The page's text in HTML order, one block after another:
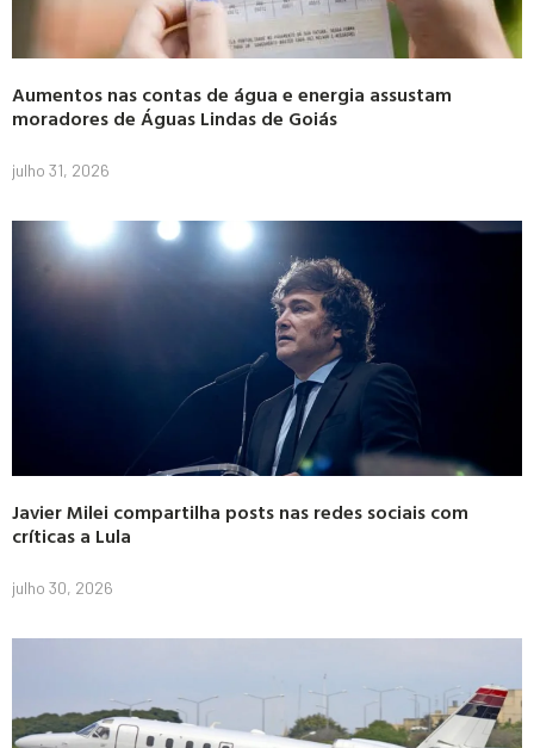
Aumentos nas contas de água e energia assustam
moradores de Águas Lindas de Goiás
julho 31, 2026
Javier Milei compartilha posts nas redes sociais com
críticas a Lula
julho 30, 2026